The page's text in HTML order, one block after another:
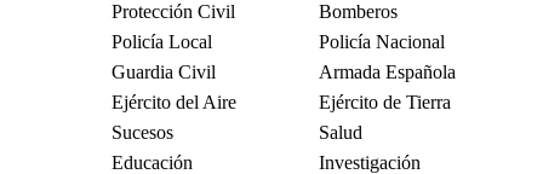
Protección Civil
Bomberos
Policía Local
Policía Nacional
Guardia Civil
Armada Española
Ejército del Aire
Ejército de Tierra
Sucesos
Salud
Educación
Investigación